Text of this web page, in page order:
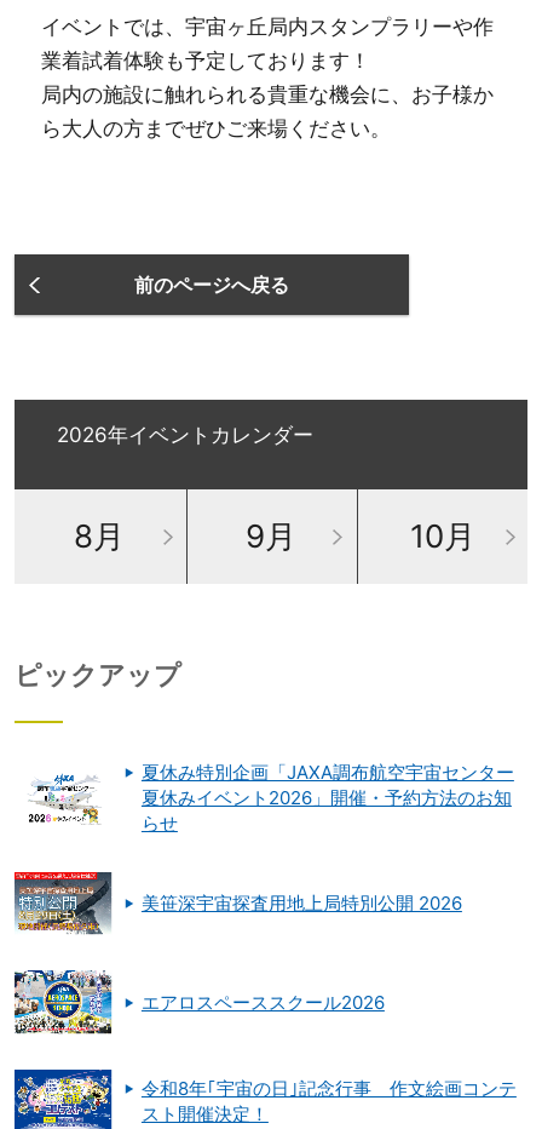
イベントでは、宇宙ヶ丘局内スタンプラリーや作
業着試着体験も予定しております！
局内の施設に触れられる貴重な機会に、お子様か
ら大人の方までぜひご来場ください。
前のページへ戻る
2026年イベントカレンダー
8月 9月 10月
ピックアップ
夏休み特別企画「JAXA調布航空宇宙センター
夏休みイベント2026」開催・予約方法のお知
らせ
美笹深宇宙探査用地上局特別公開 2026
エアロスペーススクール2026
令和8年｢宇宙の日｣記念行事 作文絵画コンテ
スト開催決定！